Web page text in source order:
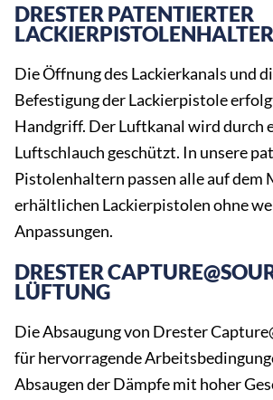
DRESTER PATENTIERTER
LACKIERPISTOLENHALTER
Die Öffnung des Lackierkanals und
Befestigung der Lackierpistole
Handgriff. Der Luftkanal wird durch
Luftschlauch geschützt. In unsere
Pistolenhaltern passen alle auf dem
erhältlichen Lackierpistolen ohne
Anpassungen.
DRESTER
LÜFTUNG
Die Absaugung von Drester
für hervorragende
Absaugen der Dämpfe mit hoher